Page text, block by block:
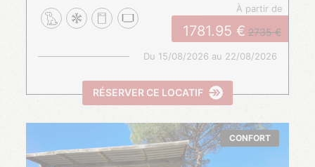
RÉSERVER CE LOCATIF
à partir de
1781.95 2735
Du 15/08/2026 au 22/08/2026
CONFORT